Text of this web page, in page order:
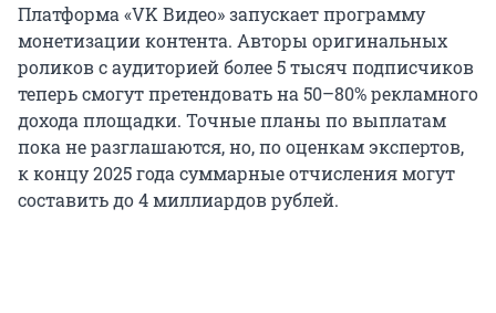
Платформа «VK Видео» запускает программу
монетизации контента. Авторы оригинальных
роликов с аудиторией более 5 тысяч подписчиков
теперь смогут претендовать на 50–80% рекламного
дохода площадки. Точные планы по выплатам
пока не разглашаются, но, по оценкам экспертов,
к концу 2025 года суммарные отчисления могут
составить до 4 миллиардов рублей.